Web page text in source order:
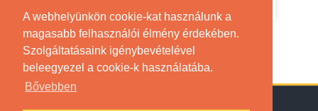
A webhelyünkön cookie-kat használunk a
magasabb felhasználói élmény érdekében.
Szolgáltatásaink igénybevételével
beleegyezel a cookie-k használatába.
Bővebben